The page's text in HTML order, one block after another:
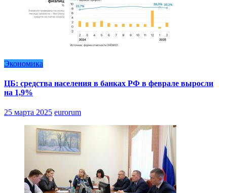
Экономика
ЦБ: средства населения в банках РФ в феврале выросли
на 1,9%
25 марта 2025 eurorum